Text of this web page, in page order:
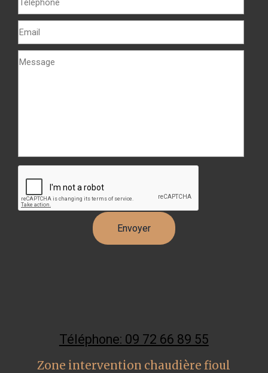
Téléphone: 09 72 66 89 55
Zone intervention chaudière fioul